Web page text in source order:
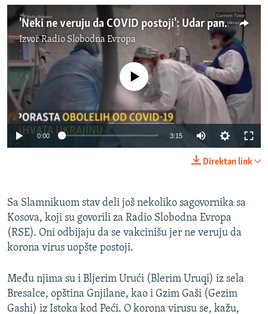
'Neki ne veruju da COVID postoji': Udar pandemije u Ukrajini
IzvorRadio Slobodna Evropa
No media source currently available
0:00 3:15
Direktan link
Sa Slamnikuom stav deli još nekoliko sagovornika sa
Kosova, koji su govorili za Radio Slobodna Evropa
(RSE). Oni odbijaju da se vakcinišu jer ne veruju da
korona virus uopšte postoji.
Među njima su i Bljerim Urući (Blerim Uruqi) iz sela
Bresalce, opština Gnjilane, kao i Gzim Gaši (Gezim
Gashi) iz Istoka kod Peći. O korona virusu se, kažu,